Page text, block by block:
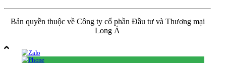
Bản quyền thuộc về Công ty cổ phần Đầu tư và Thương mại
Long Á